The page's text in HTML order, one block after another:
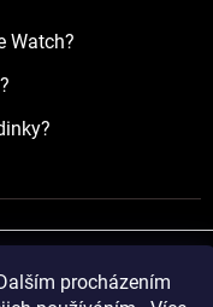
procházením
Watch?